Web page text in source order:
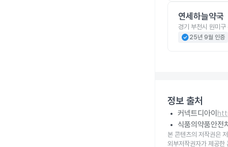
연세하늘약국
경기 부천시 원미
check_circle25년 9월 인증
정보 출처
커넥트디아이
식품의약품안전
본 콘텐츠의 저작권은
외부저작권자가 제공한